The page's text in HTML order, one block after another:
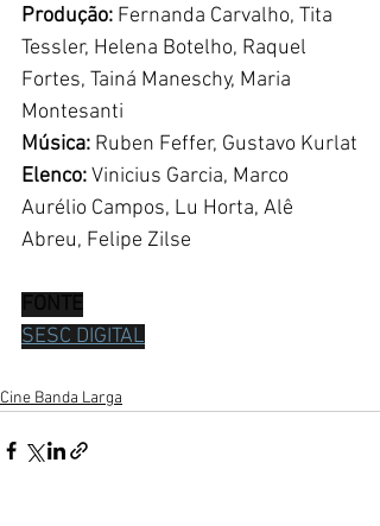
Produção: Fernanda Carvalho, Tita
Tessler, Helena Botelho, Raquel
Fortes, Tainá Maneschy, Maria
Montesanti
Música: Ruben Feffer, Gustavo Kurlat
Elenco: Vinicius Garcia, Marco
Aurélio Campos, Lu Horta, Alê
Abreu, Felipe Zilse
SESC DIGITAL
Cine Banda Larga